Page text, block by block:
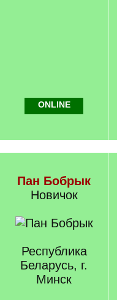
ONLINE
Пан Бобрык
Новичок
Республика
Беларусь, г.
Минск